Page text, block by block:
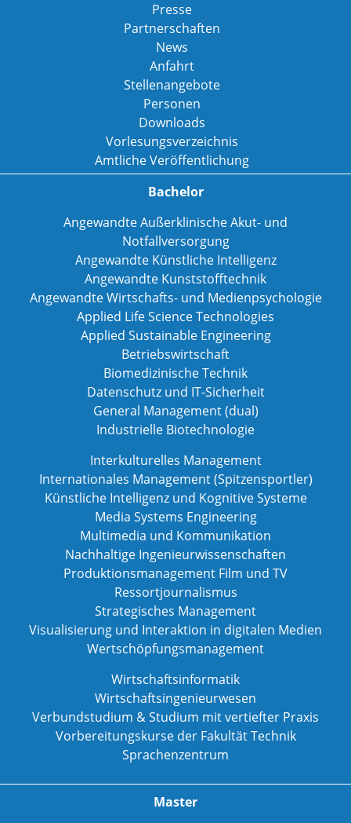
Presse
Partnerschaften
News
Anfahrt
Stellenangebote
Personen
Downloads
Vorlesungsverzeichnis
Amtliche Veröffentlichung
Bachelor
Angewandte Außerklinische Akut- und
Notfallversorgung
Angewandte Künstliche Intelligenz
Angewandte Kunststofftechnik
Angewandte Wirtschafts- und Medienpsychologie
Applied Life Science Technologies
Applied Sustainable Engineering
Betriebswirtschaft
Biomedizinische Technik
Datenschutz und IT-Sicherheit
General Management (dual)
Industrielle Biotechnologie
Interkulturelles Management
Internationales Management (Spitzensportler)
Künstliche Intelligenz und Kognitive Systeme
Media Systems Engineering
Multimedia und Kommunikation
Nachhaltige Ingenieurwissenschaften
Produktionsmanagement Film und TV
Ressortjournalismus
Strategisches Management
Visualisierung und Interaktion in digitalen Medien
Wertschöpfungsmanagement
Wirtschaftsinformatik
Wirtschaftsingenieurwesen
Verbundstudium & Studium mit vertiefter Praxis
Vorbereitungskurse der Fakultät Technik
Sprachenzentrum
Master